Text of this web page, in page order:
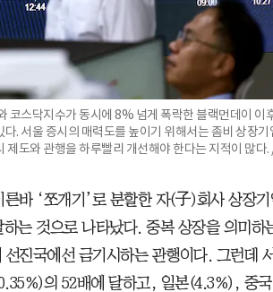
코스닥지수가 동시에 8% 넘게 폭락한 블랙먼데이 이
. 서울 증시의 매력도를 높이기 위해서는 좀비 상장
제도와 관행을 하루빨리 개선해야 한다는 지적이 많다
바 ‘쪼개기’로 분할한 자(子)회사 상장
는 것으로 나타났다. 중복 상장을 의미하
선진국에선 금기시하는 관행이다. 그런데
의 52배에 달하고, 일본(4.3%), 중